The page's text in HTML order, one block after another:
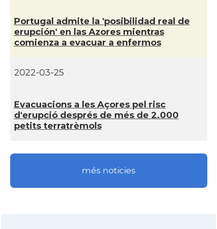
Portugal admite la 'posibilidad real de
erupción' en las Azores mientras
comienza a evacuar a enfermos
2022-03-25
Evacuacions a les Açores pel risc
d'erupció després de més de 2.000
petits terratrèmols
més noticies